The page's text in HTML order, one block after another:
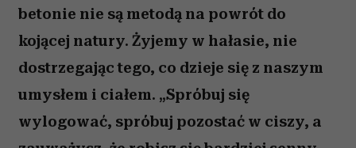
betonie nie są metodą na powrót do
kojącej natury. Żyjemy w hałasie, nie
dostrzegając tego, co dzieje się z naszym
umysłem i ciałem. „Spróbuj się
wylogować, spróbuj pozostać w ciszy, a